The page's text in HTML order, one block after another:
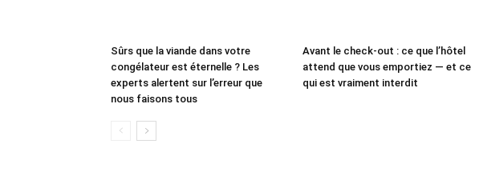
Sûrs que la viande dans votre
congélateur est éternelle ? Les
experts alertent sur l’erreur que
nous faisons tous
Avant le check-out : ce que l’hôtel
attend que vous emportiez — et ce
qui est vraiment interdit